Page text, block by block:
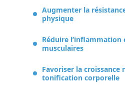
Augmenter la
physique
Réduire l’inflammation
musculaires
Favoriser la croissance
tonification corporelle